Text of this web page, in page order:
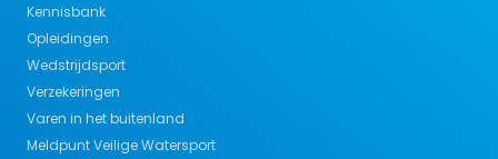
Kennisbank
Opleidingen
Wedstrijdsport
Verzekeringen
Varen in het buitenland
Meldpunt Veilige Watersport